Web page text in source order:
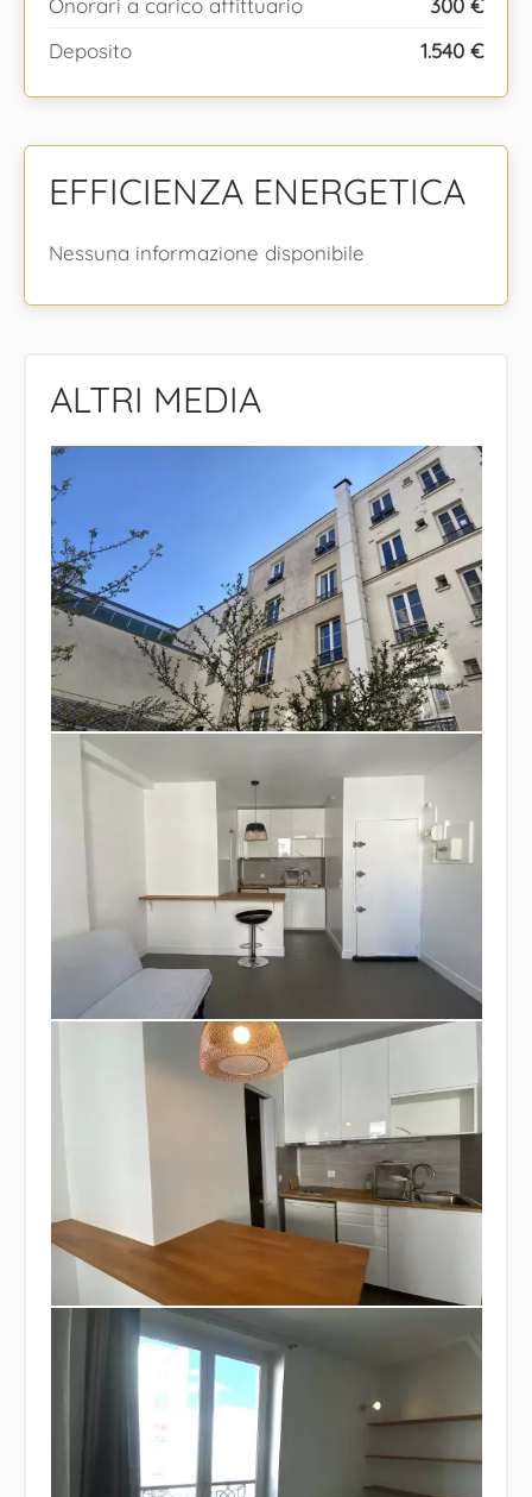
Onorari a carico affittuario
300 €
Deposito
1.540 €
EFFICIENZA ENERGETICA
Nessuna informazione disponibile
ALTRI MEDIA